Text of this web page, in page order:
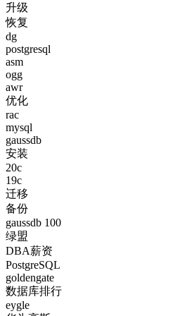
升级
恢复
dg
postgresql
asm
ogg
awr
优化
rac
mysql
gaussdb
安装
20c
19c
迁移
备份
gaussdb 100
绿盟
DBA薪资
PostgreSQL
goldengate
数据库排行
eygle